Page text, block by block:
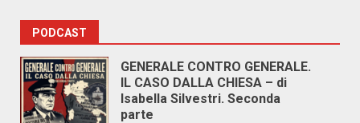
PODCAST
GENERALE CONTRO GENERALE.
IL CASO DALLA CHIESA – di
Isabella Silvestri. Seconda
parte